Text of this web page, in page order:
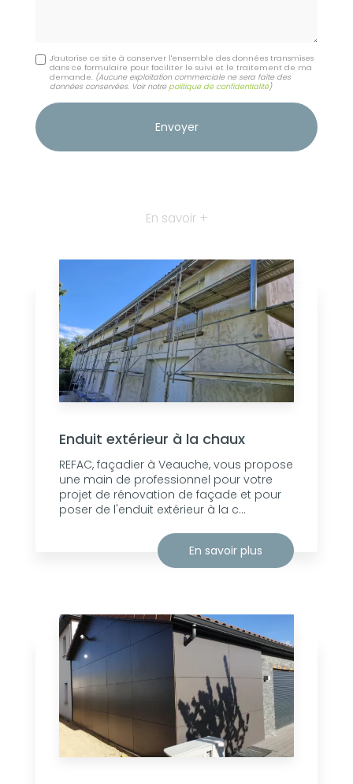
J'autorise ce site à conserver l'ensemble des données transmises
dans ce formulaire pour faciliter le suivi et le traitement de ma
demande. (Aucune exploitation commerciale ne sera faite des
données conservées. Voir notrepolitique de confidentialité)
En savoir +
Enduit extérieur à la chaux
REFAC, façadier à Veauche, vous propose
une main de professionnel pour votre
projet de rénovation de façade et pour
poser de l'enduit extérieur à la c...
En savoir plus